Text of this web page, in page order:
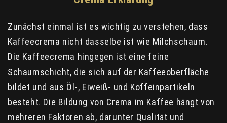
Zunächst einmal ist es wichtig zu verstehen, dass
Kaffeecrema nicht dasselbe ist wie Milchschaum.
Die Kaffeecrema hingegen ist eine feine
Schaumschicht, die sich auf der Kaffeeoberfläche
bildet und aus Öl-, Eiweiß- und Koffeinpartikeln
besteht. Die Bildung von Crema im Kaffee hängt von
mehreren Faktoren ab, darunter Qualität und